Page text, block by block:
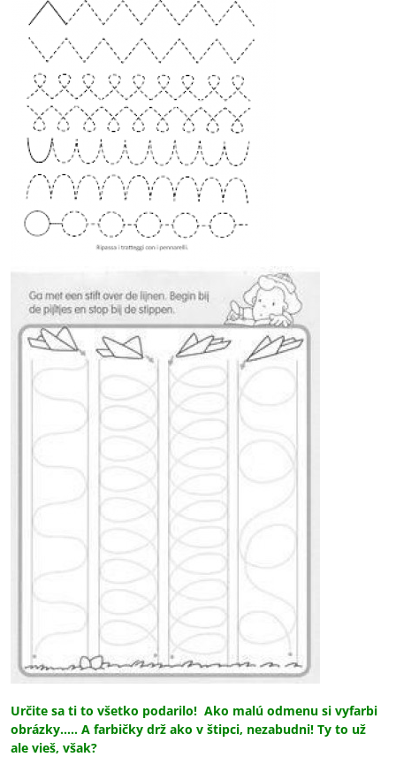
Určite sa ti to všetko podarilo! Ako malú odmenu si vyfarbi
obrázky..... A farbičky drž ako v štipci, nezabudni! Ty to už
ale vieš, však?